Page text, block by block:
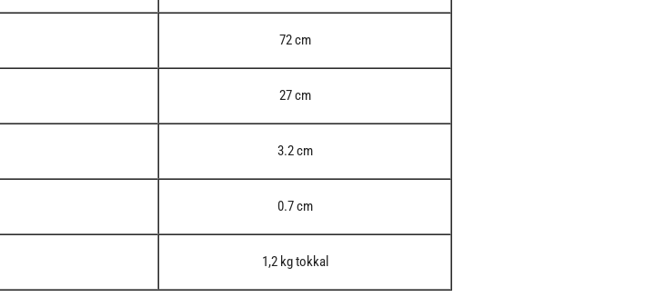
72 cm
27 cm
3.2 cm
0.7 cm
1,2 kg tokkal